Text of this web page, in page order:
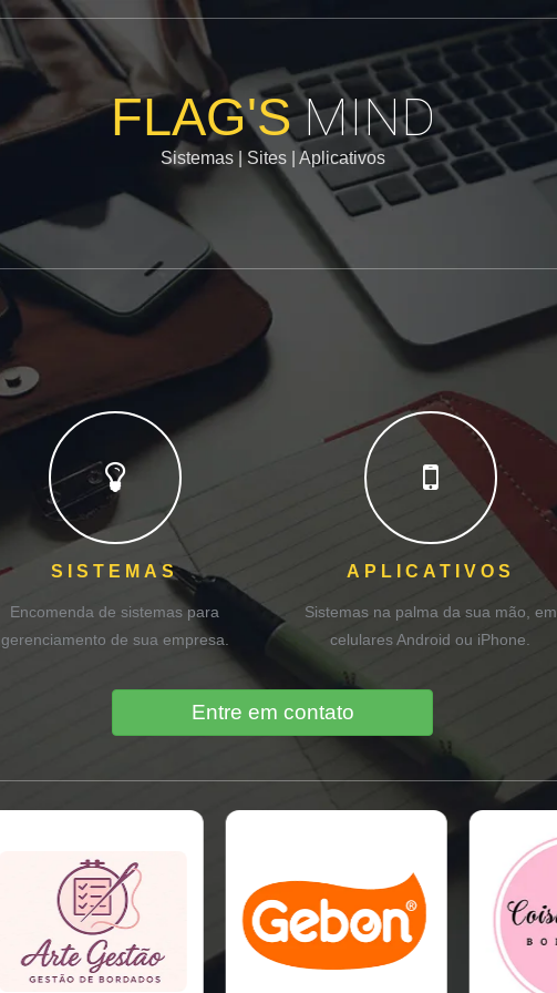
FLAG'SMIND
Sistemas | Sites | Aplicativos
SISTEMAS
Encomenda de sistemas para
gerenciamento de sua empresa.
APLICATIVOS
Sistemas na palma da sua mão, em
celulares Android ou iPhone.
Entre em contato